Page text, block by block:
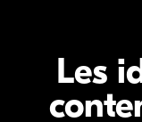
Les